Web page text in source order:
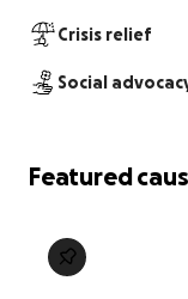
Crisis relief
Social
Featured